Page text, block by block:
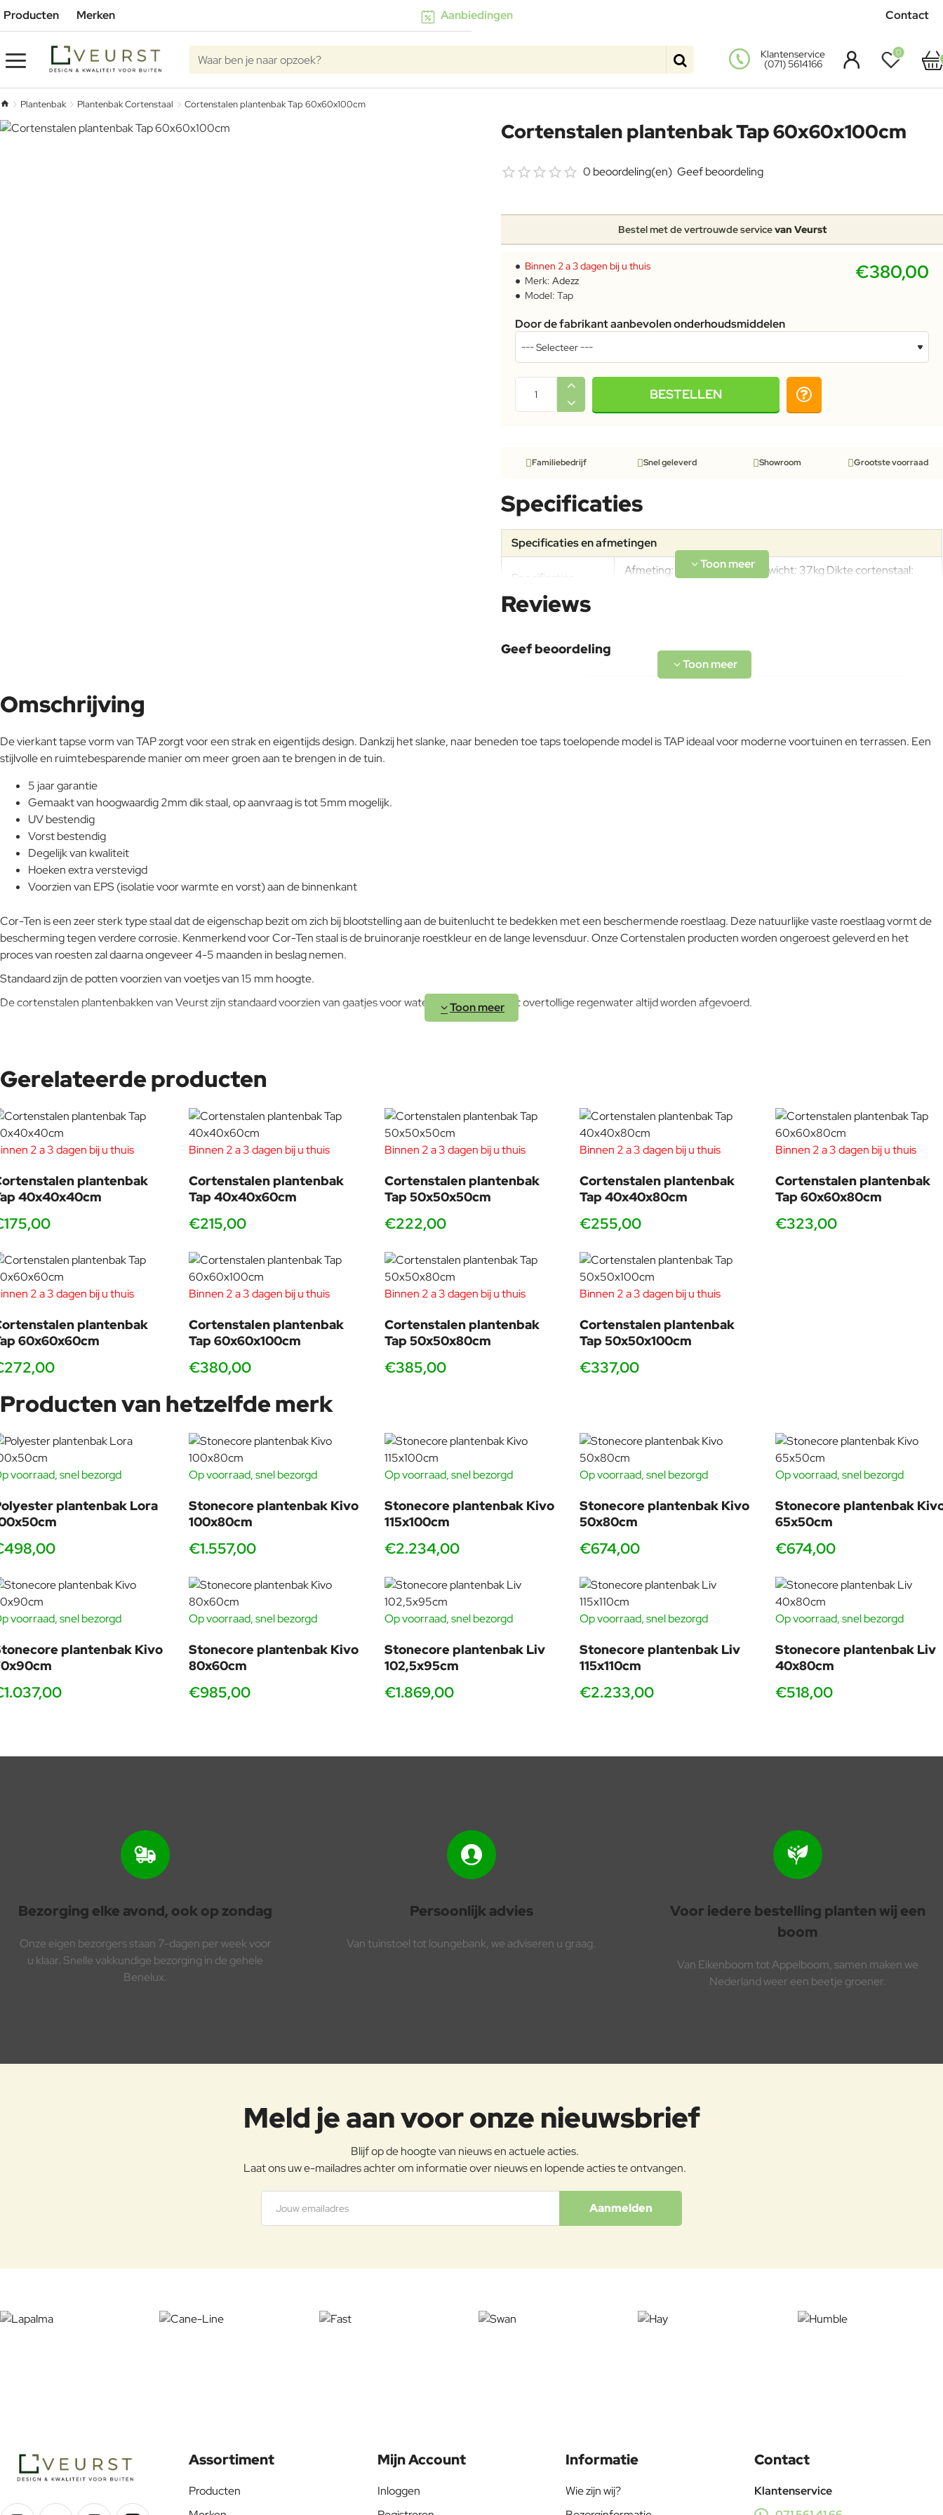
Producten Merken Aanbiedingen Contact
Waar ben je naar opzoek?
Klantenservice
(071) 5614166
0
Plantenbak Plantenbak Cortenstaal Cortenstalen plantenbak Tap 60x60x100cm
Cortenstalen plantenbak Tap 60x60x100cm
Bestel met de vertrouwde servicevan Veurst
0 beoordeling(en) Geef beoordeling
€380,00
Binnen 2 a 3 dagen bij u thuis
Merk: Adezz
Model: Tap
Door de fabrikant aanbevolen onderhoudsmiddelen
BESTELLEN
Familiebedrijf Snel geleverd Showroom Grootste voorraad
Specificaties
Specificaties en afmetingen
Specificaties
Afmeting: 60x60x100cm Gewicht: 37kg Dikte cortenstaal:
Reviews
Geef beoordeling
Omschrijving
De vierkant tapse vorm van TAP zorgt voor een strak en eigentijds design. Dankzij het slanke, naar beneden toe taps toelopende model is TAP ideaal voor moderne voortuinen en terrassen. Een
stijlvolle en ruimtebesparende manier om meer groen aan te brengen in de tuin.
5 jaar garantie
Gemaakt van hoogwaardig 2mm dik staal, op aanvraag is tot 5mm mogelijk.
UV bestendig
Vorst bestendig
Degelijk van kwaliteit
Hoeken extra verstevigd
Voorzien van EPS (isolatie voor warmte en vorst) aan de binnenkant
Cor-Ten is een zeer sterk type staal dat de eigenschap bezit om zich bij blootstelling aan de buitenlucht te bedekken met een beschermende roestlaag. Deze natuurlijke vaste roestlaag vormt de
bescherming tegen verdere corrosie. Kenmerkend voor Cor-Ten staal is de bruinoranje roestkleur en de lange levensduur.Onze Cortenstalen producten worden ongeroest geleverd en het
proces van roesten zal daarna ongeveer 4-5 maanden in beslag nemen.
Standaard zijn de potten voorzien van voetjes van 15 mm hoogte.
De cortenstalen plantenbakken van Veurst zijn standaard voorzien van gaatjes voor waterafvoer. Zo kan het overtollige regenwater altijd worden afgevoerd.
Gerelateerde producten
2 a 3 dagen bij u thuis
plantenbak
40x40x40cm
Binnen 2 a 3 dagen bij u thuis
Cortenstalen plantenbak
Tap 40x40x60cm
€215,00
Binnen 2 a 3 dagen bij u thuis
Cortenstalen plantenbak
Tap 50x50x50cm
€222,00
Binnen 2 a 3 dagen bij u thuis
Cortenstalen plantenbak
Tap 40x40x80cm
€255,00
Binnen 2 a 3 dagen bij u thuis
Cortenstalen plantenbak
Tap 60x60x80cm
€323,00
2 a 3 dagen bij u thuis
plantenbak
60x60x60cm
Binnen 2 a 3 dagen bij u thuis
Cortenstalen plantenbak
Tap 60x60x100cm
€380,00
Binnen 2 a 3 dagen bij u thuis
Cortenstalen plantenbak
Tap 50x50x80cm
€385,00
Binnen 2 a 3 dagen bij u thuis
Cortenstalen plantenbak
Tap 50x50x100cm
€337,00
Producten van hetzelfde merk
voorraad, snel bezorgd
plantenbak Lora
Op voorraad, snel bezorgd
Stonecore plantenbak Kivo
100x80cm
€1.557,00
Op voorraad, snel bezorgd
Stonecore plantenbak Kivo
115x100cm
€2.234,00
Op voorraad, snel bezorgd
Stonecore plantenbak Kivo
50x80cm
€674,00
Op voorraad, snel bezorgd
Stonecore plantenbak
65x50cm
€674,00
voorraad, snel bezorgd
plantenbak Kivo
Op voorraad, snel bezorgd
Stonecore plantenbak Kivo
80x60cm
€985,00
Op voorraad, snel bezorgd
Stonecore plantenbak Liv
102,5x95cm
€1.869,00
Op voorraad, snel bezorgd
Stonecore plantenbak Liv
115x110cm
€2.233,00
Op voorraad, snel bezorgd
Stonecore plantenbak Liv
40x80cm
€518,00
Bezorging elke avond, ook op zondag
Onze eigen bezorgers staan 7-dagen per week voor
u klaar. Snelle vakkundige bezorging in de gehele
Benelux.
Persoonlijk advies
Van tuinstoel tot loungebank, we adviseren u graag.
Voor iedere bestelling planten wij een
boom
Van Eikenboom tot Appelboom, samen maken we
Nederland weer een beetje groener.
Meld je aan voor onze nieuwsbrief
Blijf op de hoogte van nieuws en actuele acties.
Laat ons uw e-mailadres achter om informatie over nieuws en lopende acties te ontvangen.
Aanmelden
Assortiment
Producten
Mijn Account
Inloggen
Informatie
Wie zijn wij?
Contact
Klantenservice